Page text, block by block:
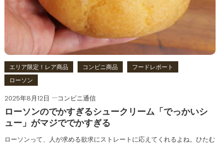
エリア限定！レア商品 コンビニ商品
フードレポート
ローソン
2025年8月12日
コンビニ通信
ローソンのでかすぎるシュークリーム「でっかいシ
ュー」がマジででかすぎる
ローソンって、人が求める欲求にストレートに応えてくれるよね。ひたむ